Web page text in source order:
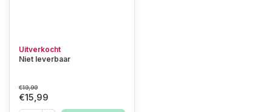
Uitverkocht
Niet leverbaar
€19,99
€15,99